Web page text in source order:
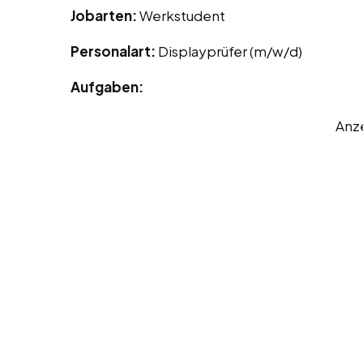
Jobarten:Werkstudent
Personalart: Displayprüfer (m/w/d)
Aufgaben: